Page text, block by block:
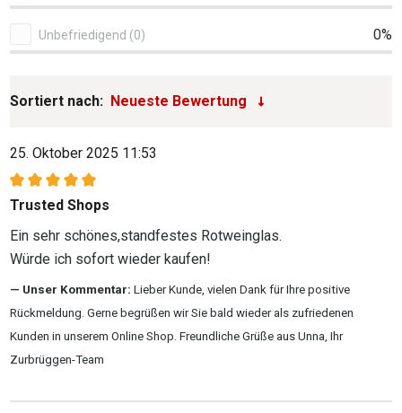
Unbefriedigend (0) 0%
Sortiert nach:
25. Oktober 2025 11:53
Bewertung mit 5 von 5 Sternen
Trusted Shops
Ein sehr schönes,standfestes Rotweinglas.
Würde ich sofort wieder kaufen!
Unser Kommentar: Lieber Kunde, vielen Dank für Ihre positive
Rückmeldung. Gerne begrüßen wir Sie bald wieder als zufriedenen
Kunden in unserem Online Shop. Freundliche Grüße aus Unna, Ihr
Zurbrüggen-Team